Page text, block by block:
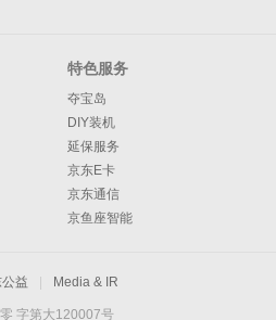
特色服务
夺宝岛
DIY装机
延保服务
京东E卡
京东通信
京鱼座智能
益 Media & IR
字第大120007号